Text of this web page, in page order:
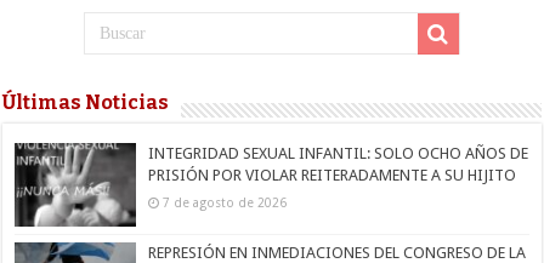
Últimas Noticias
INTEGRIDAD SEXUAL INFANTIL: SOLO OCHO AÑOS DE
PRISIÓN POR VIOLAR REITERADAMENTE A SU HIJITO
7 de agosto de 2026
REPRESIÓN EN INMEDIACIONES DEL CONGRESO DE LA